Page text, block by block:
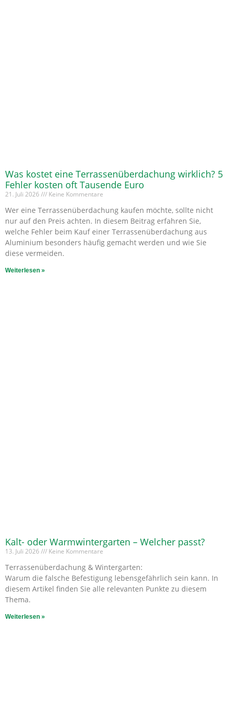
Was kostet eine Terrassenüberdachung wirklich? 5
Fehler kosten oft Tausende Euro
21. Juli 2026 Keine Kommentare
Wer eine Terrassenüberdachung kaufen möchte, sollte nicht
nur auf den Preis achten. In diesem Beitrag erfahren Sie,
welche Fehler beim Kauf einer Terrassenüberdachung aus
Aluminium besonders häufig gemacht werden und wie Sie
diese vermeiden.
Weiterlesen »
Kalt- oder Warmwintergarten – Welcher passt?
13. Juli 2026 Keine Kommentare
Terrassenüberdachung & Wintergarten:
Warum die falsche Befestigung lebensgefährlich sein kann. In
diesem Artikel finden Sie alle relevanten Punkte zu diesem
Thema.
Weiterlesen »